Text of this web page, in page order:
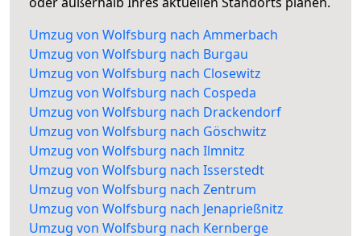
Umzug von Wolfsburg nach Ammerbach
Umzug von Wolfsburg nach Burgau
Umzug von Wolfsburg nach Closewitz
Umzug von Wolfsburg nach Cospeda
Umzug von Wolfsburg nach Drackendorf
Umzug von Wolfsburg nach Göschwitz
Umzug von Wolfsburg nach Ilmnitz
Umzug von Wolfsburg nach Isserstedt
Umzug von Wolfsburg nach Zentrum
Umzug von Wolfsburg nach Jenaprießnitz
Umzug von Wolfsburg nach Kernberge